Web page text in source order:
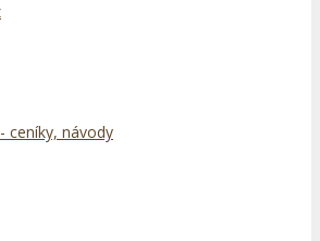
ceníky, návody